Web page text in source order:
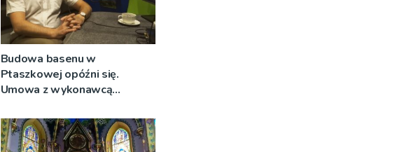
Budowa basenu w
Ptaszkowej opóźni się.
Umowa z wykonawcą
zostanie podpisana